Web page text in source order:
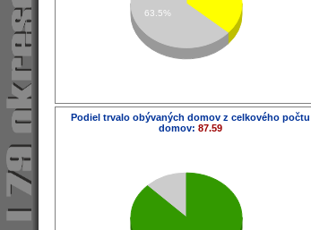
63.5%
Podiel trvalo obývaných domov z celkového počtu
domov: 87.59